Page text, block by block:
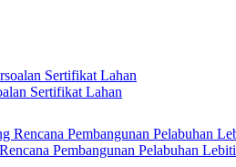
Sertifikat Lahan
Pembangunan Pelabuhan Lebiti